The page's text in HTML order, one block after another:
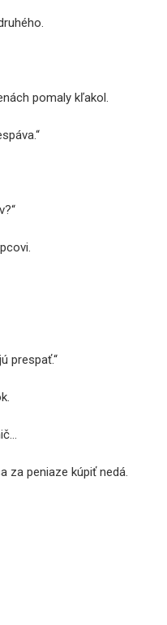
pomaly kľakol.
prespať.“
za peniaze kúpiť nedá.